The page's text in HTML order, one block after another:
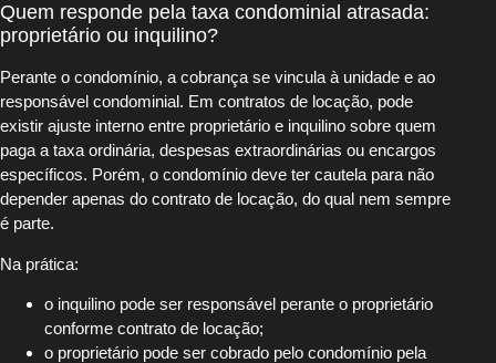
Quem responde pela taxa condominial atrasada:
proprietário ou inquilino?
Perante o condomínio, a cobrança se vincula à unidade e ao
responsável condominial. Em contratos de locação, pode
existir ajuste interno entre proprietário e inquilino sobre quem
paga a taxa ordinária, despesas extraordinárias ou encargos
específicos. Porém, o condomínio deve ter cautela para não
depender apenas do contrato de locação, do qual nem sempre
é parte.
Na prática:
o inquilino pode ser responsável perante o proprietário
conforme contrato de locação;
o proprietário pode ser cobrado pelo condomínio pela